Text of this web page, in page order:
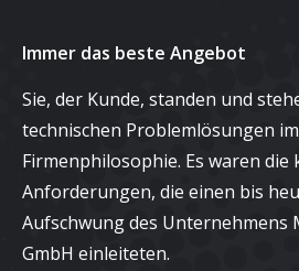
Immer das beste Angebot
Sie, der Kunde, standen und
technischen Problemlösungen
Firmenphilosophie. Es waren die
Anforderungen, die einen bis
Aufschwung des Unternehmens
GmbH einleiteten.